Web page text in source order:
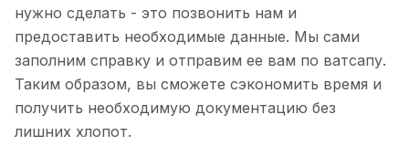
нужно сделать - это позвонить нам и
предоставить необходимые данные. Мы сами
заполним справку и отправим ее вам по ватсапу.
Таким образом, вы сможете сэкономить время и
получить необходимую документацию без
лишних хлопот.